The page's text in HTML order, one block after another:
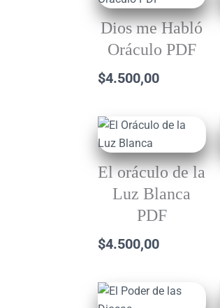
Dios me Habló
Oráculo PDF
$4.500,00
El oráculo de la
Luz Blanca
PDF
$4.500,00